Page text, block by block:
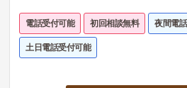
電話受付可能 初回相談無料 夜間電
土日電話受付可能